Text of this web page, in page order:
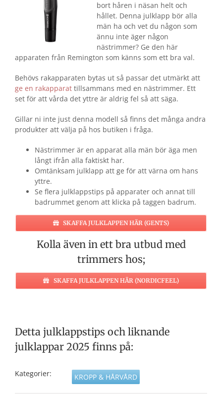
bort håren i näsan helt och
hållet. Denna julklapp bör alla
män ha och vet du någon som
ännu inte äger någon
nästrimmer? Ge den här
apparaten från Remington som känns som ett bra val.
Behövs rakapparaten bytas ut så passar det utmärkt att
ge en rakapparat tillsammans med en nästrimmer. Ett
set för att vårda det yttre är aldrig fel så att säga.
Gillar ni inte just denna modell så finns det många andra
produkter att välja på hos butiken i fråga.
Nästrimmer är en apparat alla män bör äga men
långt ifrån alla faktiskt har.
Omtänksam julklapp att ge för att värna om hans
yttre.
Se flera julklappstips på apparater och annat till
badrummet genom att klicka på taggen badrum.
SKAFFA JULKLAPPEN HÄR (GENTS)
Kolla även in ett bra utbud med
trimmers hos;
SKAFFA JULKLAPPEN HÄR (NORDICFEEL)
Detta julklappstips och liknande
julklappar 2025 finns på:
Kategorier: KROPP & HÅRVÅRD